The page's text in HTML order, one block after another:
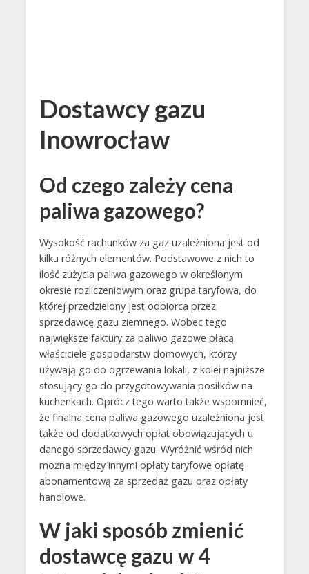
Dostawcy gazu
Inowrocław
Od czego zależy cena
paliwa gazowego?
Wysokość rachunków za gaz uzależniona jest od
kilku różnych elementów. Podstawowe z nich to
ilość zużycia paliwa gazowego w określonym
okresie rozliczeniowym oraz grupa taryfowa, do
której przedzielony jest odbiorca przez
sprzedawcę gazu ziemnego. Wobec tego
największe faktury za paliwo gazowe płacą
właściciele gospodarstw domowych, którzy
używają go do ogrzewania lokali, z kolei najniższe
stosujący go do przygotowywania posiłków na
kuchenkach. Oprócz tego warto także wspomnieć,
że finalna cena paliwa gazowego uzależniona jest
także od dodatkowych opłat obowiązujących u
danego sprzedawcy gazu. Wyróżnić wśród nich
można między innymi opłaty taryfowe opłatę
abonamentową za sprzedaż gazu oraz opłaty
handlowe.
W jaki sposób zmienić
dostawcę gazu w 4